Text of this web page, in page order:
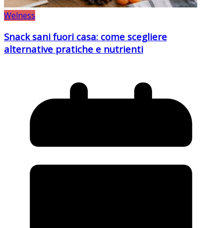
Welness
Snack sani fuori casa: come scegliere
alternative pratiche e nutrienti